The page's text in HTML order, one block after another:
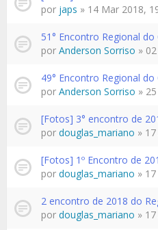
por japs » 14 Mar 2018,
51° Encontro Regional do
por Anderson Sorriso »
49° Encontro Regional do
por Anderson Sorriso »
[Fotos] 3° encontro de
por douglas_mariano »
[Fotos] 1º Encontro de
por douglas_mariano »
2 encontro de 2018 do
por douglas_mariano »